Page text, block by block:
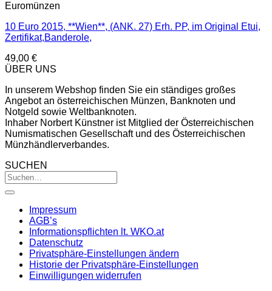
Euromünzen
10 Euro 2015, **Wien**, (ANK. 27) Erh. PP, im Original Etui,
Zertifikat,Banderole,
49,00 €
ÜBER UNS
In unserem Webshop finden Sie ein ständiges großes
Angebot an österreichischen Münzen, Banknoten und
Notgeld sowie Weltbanknoten.
Inhaber Norbert Künstner ist Mitglied der Österreichischen
Numismatischen Gesellschaft und des Österreichischen
Münzhändlerverbandes.
SUCHEN
Impressum
AGB’s
Informationspflichten lt. WKO.at
Datenschutz
Privatsphäre-Einstellungen ändern
Historie der Privatsphäre-Einstellungen
Einwilligungen widerrufen